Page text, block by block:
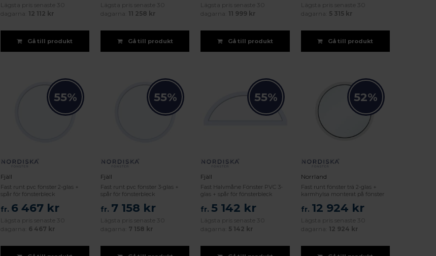
Lägsta pris senaste 30
dagarna: 12 112 kr
Gå till produkt
Lägsta pris senaste 30
dagarna: 11 258 kr
Gå till produkt
Lägsta pris senaste 30
dagarna: 11 999 kr
Gå till produkt
Lägsta pris senaste 30
dagarna: 5 315 kr
Gå till produkt
55%
Fjäll
Fast runt pvc fönster 2-glas +
spår för fönsterbleck
fr. 6 467 kr
Lägsta pris senaste 30
dagarna: 6 467 kr
55%
Fjäll
Fast runt pvc fönster 3-glas +
spår för fönsterbleck
fr. 7 158 kr
Lägsta pris senaste 30
dagarna: 7 158 kr
55%
Fjäll
Fast Halvmåne Fönster PVC 3-
glas + spår för fönsterbleck
fr. 5 142 kr
Lägsta pris senaste 30
dagarna: 5 142 kr
52%
Norrland
Fast runt fönster trä 2-glas +
karmhylsa monterat på fönster
fr. 12 924 kr
Lägsta pris senaste 30
dagarna: 12 924 kr